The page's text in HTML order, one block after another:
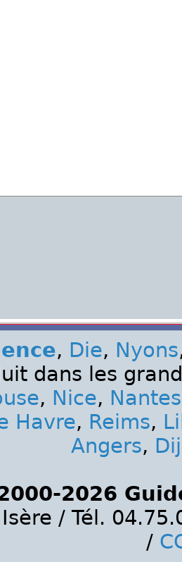
, Die, Nyons
dans les
, Nice, Nantes
Havre, Reims,
Angers,
2026
/ Tél.
/